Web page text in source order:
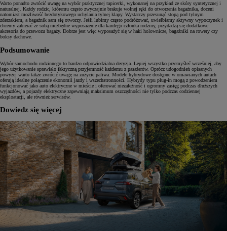
Warto ponadto zwrócić uwagę na wybór praktycznej tapicerki, wykonanej na przykład ze skóry syntetycznej i
naturalnej. Każdy rodzic, któremu często zwyczajnie brakuje wolnej ręki do otworzenia bagażnika, doceni
natomiast możliwość bezdotykowego uchylania tylnej klapy. Wystarczy przesunąć stopą pod tylnym
zderzakiem, a bagażnik sam się otworzy. Jeśli lubimy często podróżować, uwielbiamy aktywny wypoczynek i
chcemy zabierać ze sobą niezbędne wyposażenie dla każdego członka rodziny, przydadzą się dodatkowe
akcesoria do przewozu bagaży. Dobrze jest więc wyposażyć się w haki holownicze, bagażniki na rowery czy
boksy dachowe.
Podsumowanie
Wybór samochodu rodzinnego to bardzo odpowiedzialna decyzja. Lepiej wszystko przemyśleć wcześniej, aby
jego użytkowanie sprawiało faktyczną przyjemność każdemu z pasażerów. Oprócz udogodnień opisanych
powyżej warto także zwrócić uwagę na zużycie paliwa. Modele hybrydowe dostępne w omawianych autach
oferują idealne połączenie ekonomii jazdy i wszechstronności. Hybrydy typu plug-in mogą z powodzeniem
funkcjonować jako auto elektryczne w mieście i oferować niezależność i ogromny zasięg podczas dłuższych
wyjazdów, a pojazdy elektryczne zapewniają maksimum oszczędności nie tylko podczas codziennej
eksploatacji, ale również serwisów.
Dowiedz się więcej